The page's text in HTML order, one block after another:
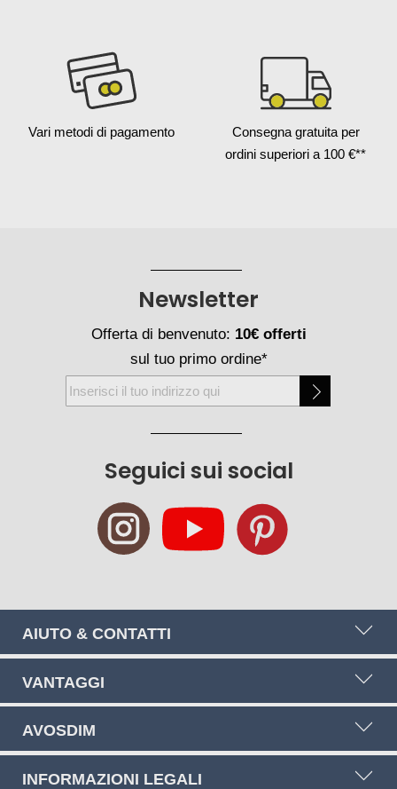
Vari metodi di pagamento Consegna gratuita per
ordini superiori a 100 €**
Seguici sui social
Newsletter
Offerta di benvenuto: 10€ offerti
sul tuo primo ordine*
Iscriviti
alla
AIUTO & CONTATTI
VANTAGGI
AVOSDIM
INFORMAZIONI LEGALI